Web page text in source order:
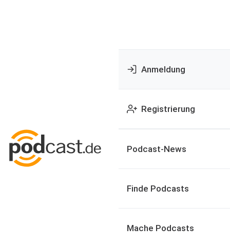
Anmeldung
Registrierung
Podcast-News
Finde Podcasts
Mache Podcasts